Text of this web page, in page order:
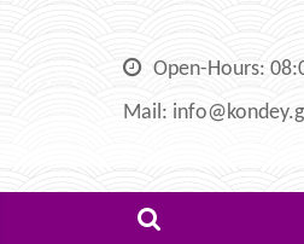
Open-Hours:
Mail: